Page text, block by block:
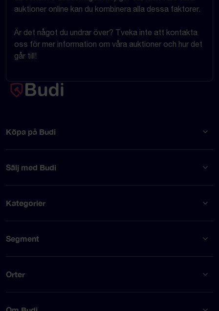
auktioner online kan du kombinera alla dessa faktorer.
Är det något du undrar över? Tveka inte att kontakta
oss för mer information om våra auktioner och hur det
går till!
Köpa på Budi
Sälj med Budi
Kategorier
Segment
Orter